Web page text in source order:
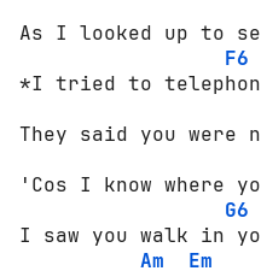
As I looked up to
F6
*I tried to
They said you were
'Cos I know where
G6
I saw you walk in
Am
Em